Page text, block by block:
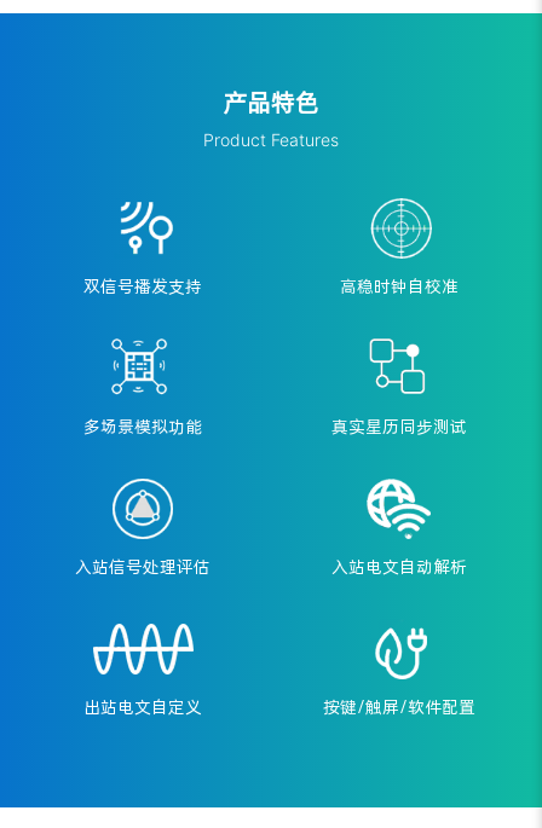
产品特色
Product Features
双信号播发支持 高稳时钟自校准
多场景模拟功能 真实星历同步测试
入站信号处理评估 入站电文自动解析
出站电文自定义 按键/触屏/软件配置